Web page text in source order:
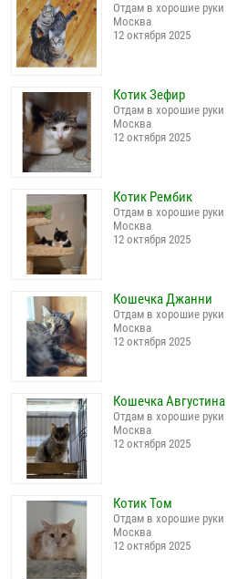
Отдам в хорошие руки
Москва
12 октября 2025
Котик Зефир
Отдам в хорошие руки
Москва
12 октября 2025
Котик Рембик
Отдам в хорошие руки
Москва
12 октября 2025
Кошечка Джанни
Отдам в хорошие руки
Москва
12 октября 2025
Кошечка Августина
Отдам в хорошие руки
Москва
12 октября 2025
Котик Том
Отдам в хорошие руки
Москва
12 октября 2025